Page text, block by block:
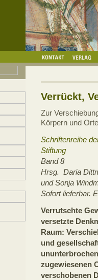
Verrückt,
Zur
Körpern und
Schriftenreihe
Stiftung
Band 8
Hrsg. Daria
und Sonja
Sofort lieferbar.
Verrutschte
versetzte
Raum:
und
zugewiesenen
verschobenen